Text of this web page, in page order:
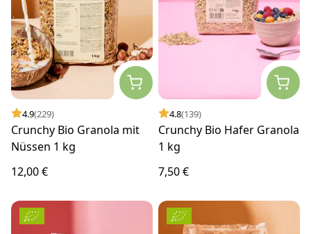
4.9(229)
Crunchy Bio Granola mit
Nüssen 1 kg
12,00 €
4.8(139)
Crunchy Bio Hafer Granola
1 kg
7,50 €